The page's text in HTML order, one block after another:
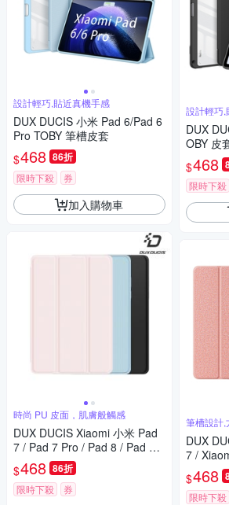
設計輕巧,貼近真機手感
DUX DUCIS 小米 Pad 6/Pad 6
Pro TOBY 筆槽皮套
$468 86折
限時下殺 券
加入購物車
時尚 PU 皮面，肌膚般觸感
DUX DUCIS Xiaomi 小米 Pad
7 / Pad 7 Pro / Pad 8 / Pad 8 P
ro TOBY 筆槽皮套
$468 86折
限時下殺 券
設計輕巧,
DUX
OBY 皮
$468
限時下殺
筆槽設計,
DUX
7 /
MO 筆
$468
限時下殺